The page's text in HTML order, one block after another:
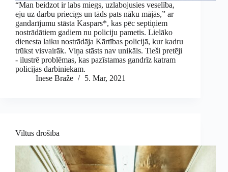
“Man beidzot ir labs miegs, uzlabojusies veselība,
eju uz darbu priecīgs un tāds pats nāku mājās,” ar
gandarījumu stāsta Kaspars*, kas pēc septiņiem
nostrādātiem gadiem nu policiju pametis. Lielāko
dienesta laiku nostrādāja Kārtības policijā, kur kadru
trūkst visvairāk. Viņa stāsts nav unikāls. Tieši pretēji
- ilustrē problēmas, kas pazīstamas gandrīz katram
policijas darbiniekam.
Inese Braže
5. Mar, 2021
Viltus drošība